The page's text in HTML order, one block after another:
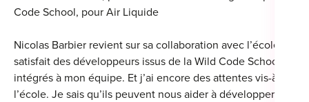
Code School, pour Air Liquide
Nicolas Barbier revient sur sa collaboration avec l’école : «
satisfait des développeurs issus de la Wild Code School que
intégrés à mon équipe. Et j’ai encore des attentes vis-à-vis de
l’école. Je sais qu’ils peuvent nous aider à développer des